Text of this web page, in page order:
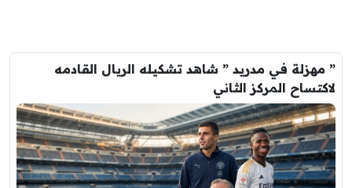
” مهزلة في مدريد ” شاهد تشكيله الريال القادمه
لاكتساح المركز الثاني